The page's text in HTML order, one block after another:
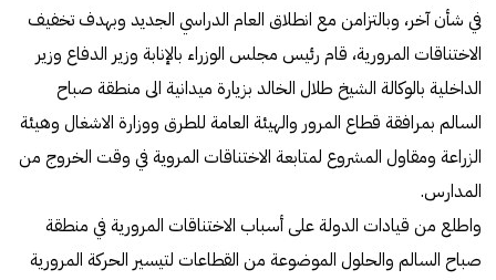
في شأن آخر، وبالتزامن مع انطلاق العام الدراسي الجديد وبهدف تخفيف
الاختناقات المرورية، قام رئيس مجلس الوزراء بالإنابة وزير الدفاع وزير
الداخلية بالوكالة الشيخ طلال الخالد بزيارة ميدانية الى منطقة صباح
السالم بمرافقة قطاع المرور والهيئة العامة للطرق ووزارة الاشغال وهيئة
الزراعة ومقاول المشروع لمتابعة الاختناقات المروية في وقت الخروج من
المدارس.
واطلع من قيادات الدولة على أسباب الاختناقات المرورية في منطقة
صباح السالم والحلول الموضوعة من القطاعات لتيسير الحركة المرورية